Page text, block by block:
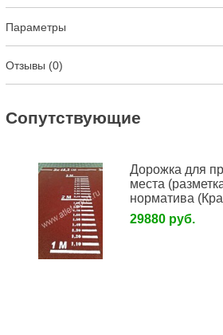
Параметры
Отзывы (0)
Cопутствующие
Дорожка для
места
норматива
29880 руб.